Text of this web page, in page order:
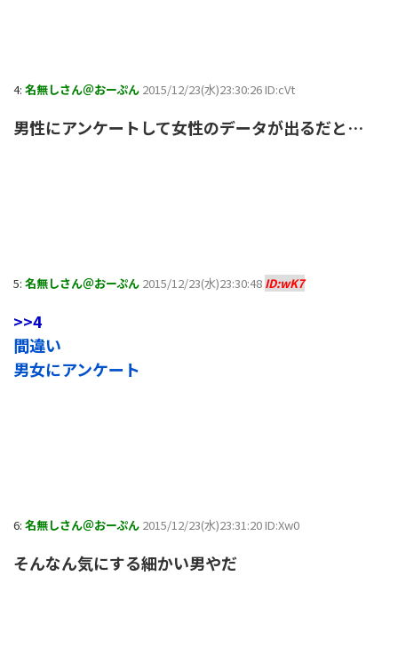
4: 名無しさん＠おーぷん 2015/12/23(水)23:30:26 ID:cVt
男性にアンケートして女性のデータが出るだと…
5: 名無しさん＠おーぷん 2015/12/23(水)23:30:48 ID:wK7
>>4
間違い
男女にアンケート
6: 名無しさん＠おーぷん 2015/12/23(水)23:31:20 ID:Xw0
そんなん気にする細かい男やだ